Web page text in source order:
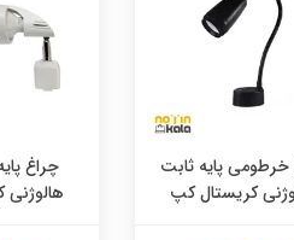
خرطومی پایه ثابت
کریستال کپ
چراغ